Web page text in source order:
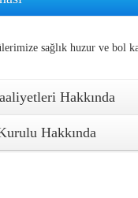
sağlık huzur ve bol
Hakkında
Hakkında